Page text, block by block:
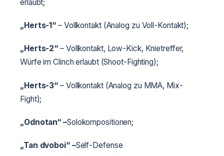
erlaubt;
„Herts-1“ – Vollkontakt (Analog zu Voll-Kontakt);
„Herts-2“ – Vollkontakt, Low-Kick, Knietreffer,
Würfe im Clinch erlaubt (Shoot-Fighting);
„Herts-3“ – Vollkontakt (Analog zu MMA, Mix-
Fight);
„Odnotan“ –Solokompositionen;
„Tan dvoboi“ –Self-Defense